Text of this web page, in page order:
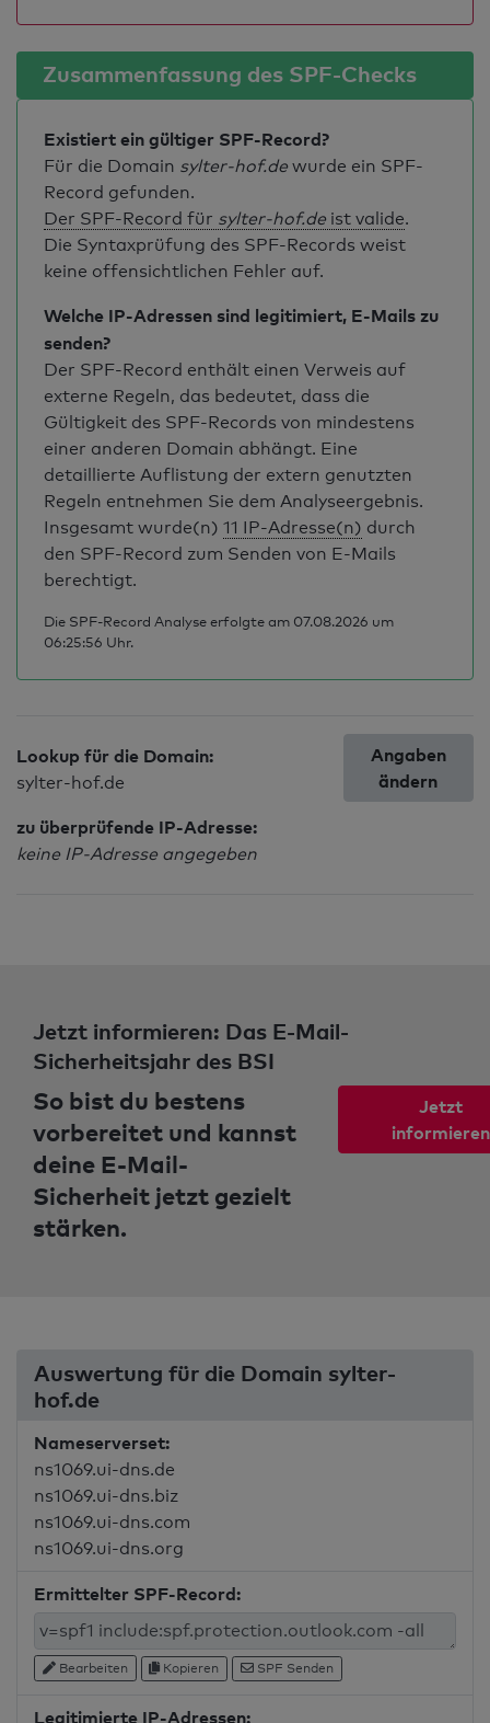
Zusammenfassung des SPF-Checks
Existiert ein gültiger SPF-Record?
Für die Domain sylter-hof.de wurde ein SPF-
Record gefunden.
Der SPF-Record für sylter-hof.de ist valide.
Die Syntaxprüfung des SPF-Records weist
keine offensichtlichen Fehler auf.
Welche IP-Adressen sind legitimiert, E-Mails zu
senden?
Der SPF-Record enthält einen Verweis auf
externe Regeln, das bedeutet, dass die
Gültigkeit des SPF-Records von mindestens
einer anderen Domain abhängt. Eine
detaillierte Auflistung der extern genutzten
Regeln entnehmen Sie dem Analyseergebnis.
Insgesamt wurde(n) 11 IP-Adresse(n) durch
den SPF-Record zum Senden von E-Mails
berechtigt.
Die SPF-Record Analyse erfolgte am 07.08.2026 um
06:25:56 Uhr.
Lookup für die Domain:
sylter-hof.de
zu überprüfende IP-Adresse:
keine IP-Adresse angegeben
Angaben
ändern
Jetzt informieren: Das E-Mail-
Sicherheitsjahr des BSI
So bist du bestens
vorbereitet und kannst
deine E-Mail-
Sicherheit jetzt gezielt
stärken.
Jetzt
informieren
Auswertung für die Domain sylter-
hof.de
Nameserverset:
ns1069.ui-dns.de
ns1069.ui-dns.biz
ns1069.ui-dns.com
ns1069.ui-dns.org
Ermittelter SPF-Record:
Bearbeiten Kopieren SPF Senden
Legitimierte IP-Adressen: